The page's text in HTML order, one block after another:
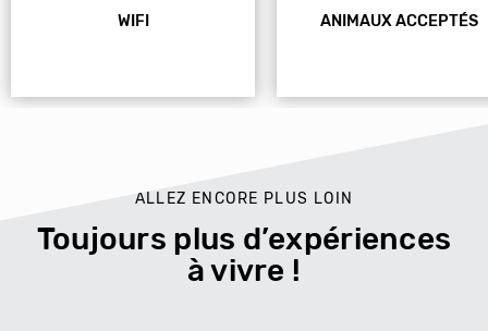
WIFI ANIMAUX ACCEPTÉS
ALLEZ ENCORE PLUS LOIN
Toujours plus d’expériences
à vivre !